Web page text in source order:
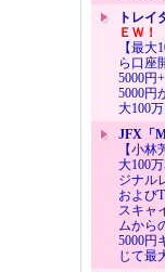
トレイ
ＥＷ！
【最
ら口座
5000円
5000円
大100
JFX「
【小
大100
ジナル
および
スキャ
ムから
5000円
じて最